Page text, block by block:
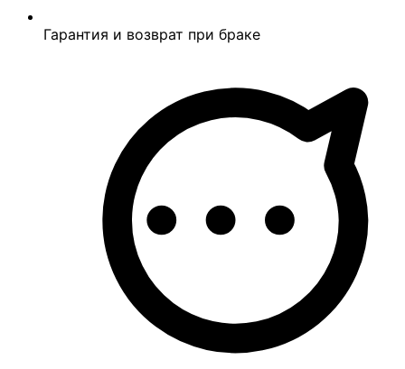
Гарантия и возврат при браке